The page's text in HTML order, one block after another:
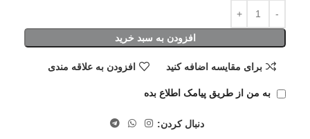
افزودن به سبد خرید
برای مقایسه اضافه کنید افزودن به علاقه مندی
به من از طریق پیامک اطلاع بده
دنبال کردن: